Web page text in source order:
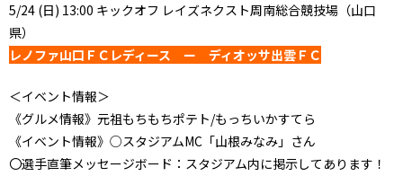
5/24 (日) 13:00 キックオフ レイズネクスト周南総合競技場（山口
県）
レノファ山口ＦＣレディース ー ディオッサ出雲ＦＣ
＜イベント情報＞
《グルメ情報》元祖もちもちポテト/もっちいかすてら
《イベント情報》○スタジアムMC「山根みなみ」さん
〇選手直筆メッセージボード：スタジアム内に掲示してあります！